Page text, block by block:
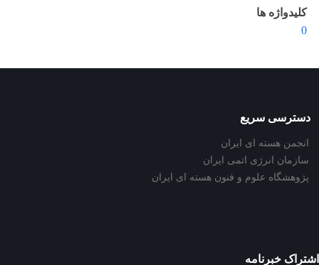
کلیدواژه ها
0
دسترسی سریع
انجمن هسته ای ایران
سازمان انرژی اتمی ایران
پژوهشگاه علوم و فنون هسته ای ایران
اشتراک خبرنامه